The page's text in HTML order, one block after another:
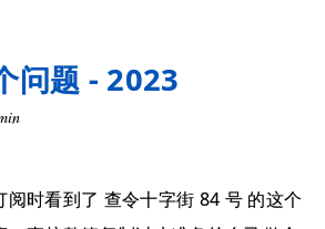
问题 - 2023
时看到了 查令十字街 84 号 的这个